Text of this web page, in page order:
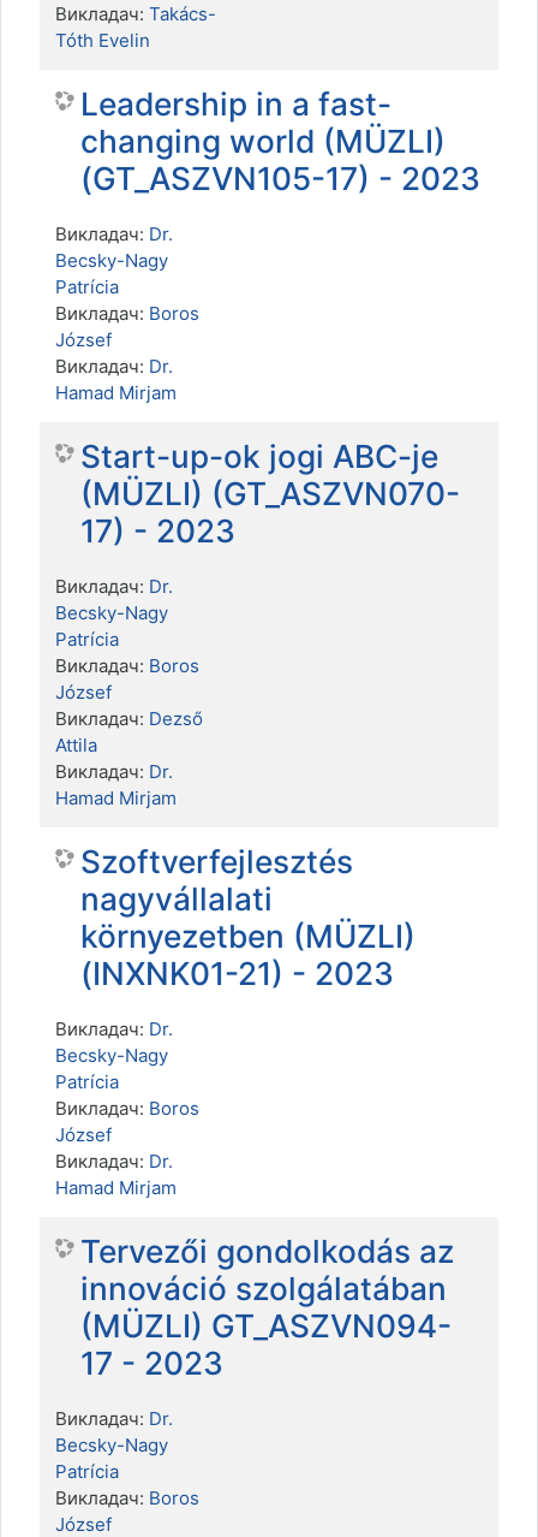
Викладач: Takács-
Tóth Evelin
Leadership in a fast-
changing world (MÜZLI)
(GT_ASZVN105-17) - 2023
Викладач: Dr.
Becsky-Nagy
Patrícia
Викладач: Boros
József
Викладач: Dr.
Hamad Mirjam
Start-up-ok jogi ABC-je
(MÜZLI) (GT_ASZVN070-
17) - 2023
Викладач: Dr.
Becsky-Nagy
Patrícia
Викладач: Boros
József
Викладач: Dezső
Attila
Викладач: Dr.
Hamad Mirjam
Szoftverfejlesztés
nagyvállalati
környezetben (MÜZLI)
(INXNK01-21) - 2023
Викладач: Dr.
Becsky-Nagy
Patrícia
Викладач: Boros
József
Викладач: Dr.
Hamad Mirjam
Tervezői gondolkodás az
innováció szolgálatában
(MÜZLI) GT_ASZVN094-
17 - 2023
Викладач: Dr.
Becsky-Nagy
Patrícia
Викладач: Boros
József